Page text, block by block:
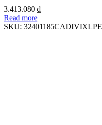
3.413.080 ₫
Read more
SKU: 32401185CADIVIXLPE